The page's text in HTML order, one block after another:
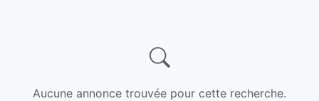
Aucune annonce trouvée pour cette recherche.